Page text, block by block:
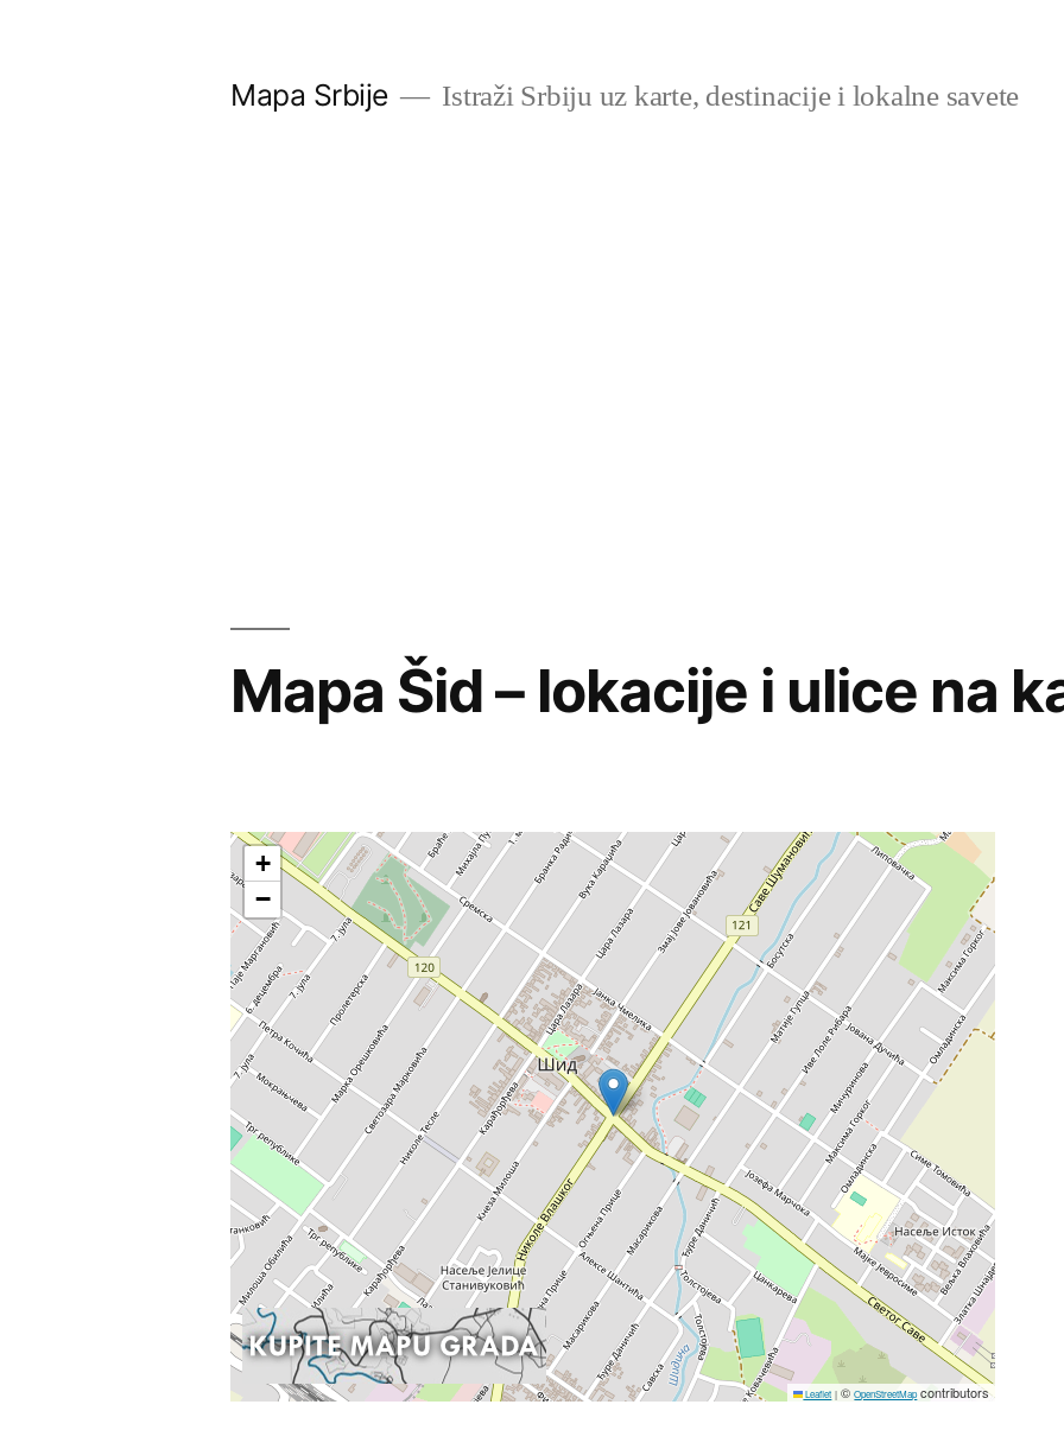
Mapa Srbije Istraži Srbiju uz karte, destinacije i lokalne savete
Mapa Šid – lokacije i ulice na
+
−
Leaflet | ©OpenStreetMapcontributors